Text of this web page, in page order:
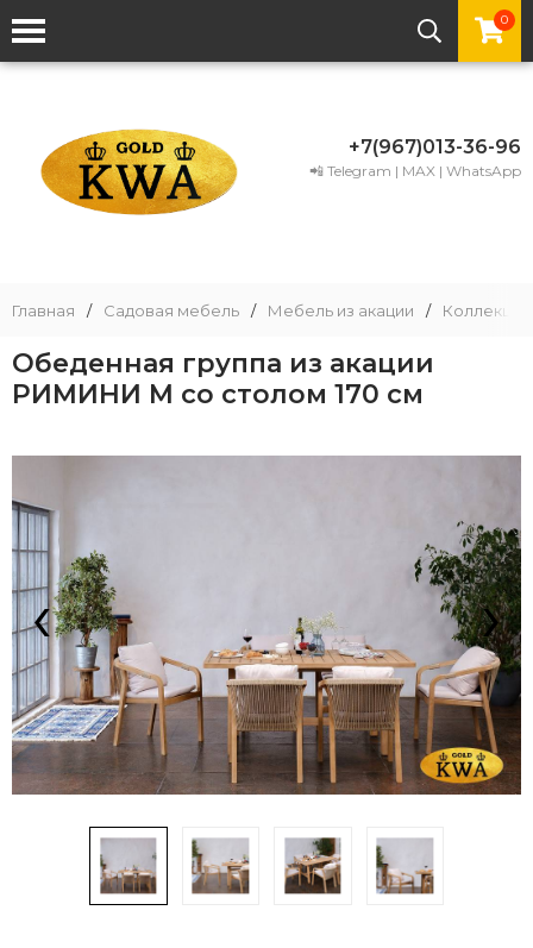
0
+7(967)013-36-96
📲 Telegram | MAX | WhatsApp
Главная / Садовая мебель / Мебель из акации /
Обеденная группа из акации
РИМИНИ M со столом 170 см
‹ ›